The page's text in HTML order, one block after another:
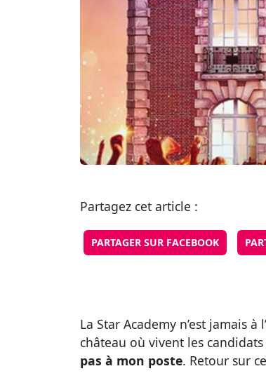
Partagez cet article :
PARTAGER SUR FACEBOOK
La Star Academy n’est jamais
château où vivent les
pas à mon poste. Retour sur